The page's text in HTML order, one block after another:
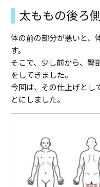
太ももの後ろ側
体の前の部分が悪いと、
す。
そこで、少し前から、臀
をしてきました。
今回は、その仕上げとし
とにしました。